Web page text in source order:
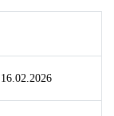
16.02.2026